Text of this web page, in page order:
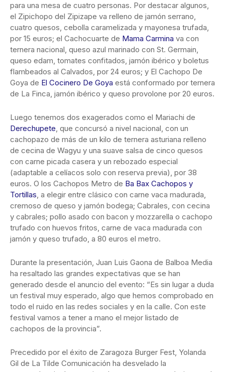
para una mesa de cuatro personas. Por destacar algunos,
el Zipichopo del Zipizape va relleno de jamón serrano,
cuatro quesos, cebolla caramelizada y mayonesa trufada,
por 15 euros; el Cachocuarte de Mama Carmina va con
ternera nacional, queso azul marinado con St. Germain,
queso edam, tomates confitados, jamón ibérico y boletus
flambeados al Calvados, por 24 euros; y El Cachopo De
Goya de El Cocinero De Goya está conformado por ternera
de La Finca, jamón ibérico y queso provolone por 20 euros.
Luego tenemos dos exagerados como el Mariachi de
Derechupete, que concursó a nivel nacional, con un
cachopazo de más de un kilo de ternera asturiana relleno
de cecina de Wagyu y una suave salsa de cinco quesos
con carne picada casera y un rebozado especial
(adaptable a celíacos solo con reserva previa), por 38
euros. O los Cachopos Metro de Ba Bax Cachopos y
Tortillas, a elegir entre clásico con carne vaca madurada,
cremoso de queso y jamón bodega; Cabrales, con cecina
y cabrales; pollo asado con bacon y mozzarella o cachopo
trufado con huevos fritos, carne de vaca madurada con
jamón y queso trufado, a 80 euros el metro.
Durante la presentación, Juan Luis Gaona de Balboa Media
ha resaltado las grandes expectativas que se han
generado desde el anuncio del evento: “Es sin lugar a duda
un festival muy esperado, algo que hemos comprobado en
todo el ruido en las redes sociales y en la calle. Con este
festival vamos a tener a mano el mejor listado de
cachopos de la provincia”.
Precedido por el éxito de Zaragoza Burger Fest, Yolanda
Gil de La Tilde Comunicación ha desvelado la